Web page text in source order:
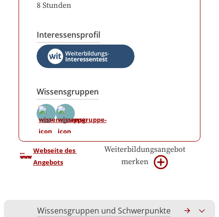
8 Stunden
Interessensprofil
Wissensgruppen
Webseite des
Angebots
Weiterbildungsangebot
merken
Wissensgruppen und Schwerpunkte